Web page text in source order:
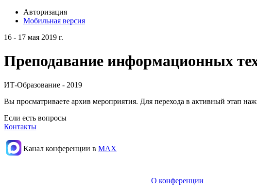
Авторизация
Мобильная версия
16 - 17 мая 2019 г.
Преподавание информационных
ИТ-Образование - 2019
Вы просматриваете архив мероприятия. Для перехода в активный этап
Если есть вопросы
Контакты
Канал конференции в МАХ
О конференции